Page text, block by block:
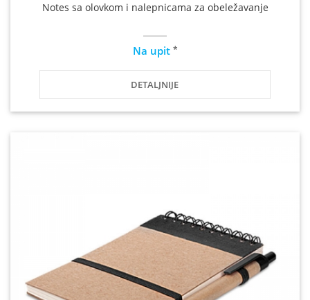
Notes sa olovkom i nalepnicama za obeležavanje
Na upit *
DETALJNIJE